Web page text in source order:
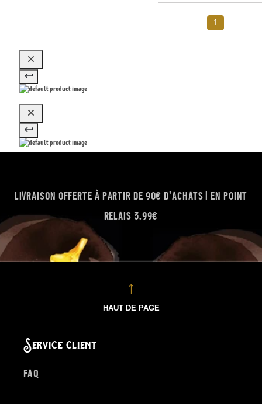
1
LIVRAISON OFFERTE À PARTIR DE 90€ D'ACHATS | EN POINT
RELAIS 3.99€
HAUT DE PAGE
Service client
FAQ